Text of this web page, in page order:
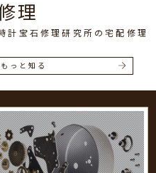
理
計宝石修理研究所の宅配修理
っと知る